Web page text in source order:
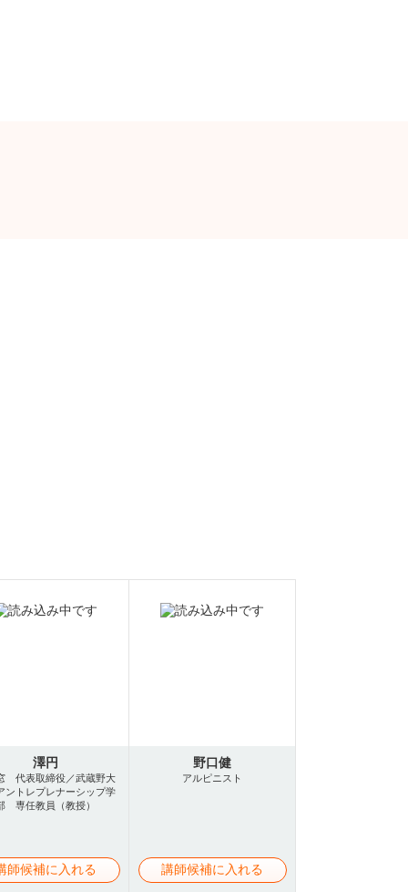
澤円
代表取締役／武蔵野大
トレプレナーシップ学
専任教員（教授）
師候補に入れる
野口健
アルピニスト
講師候補に入れる